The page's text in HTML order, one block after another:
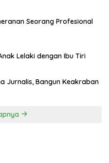
Seorang Profesional
Lelaki dengan Ibu Tiri
Jurnalis, Bangun Keakraban